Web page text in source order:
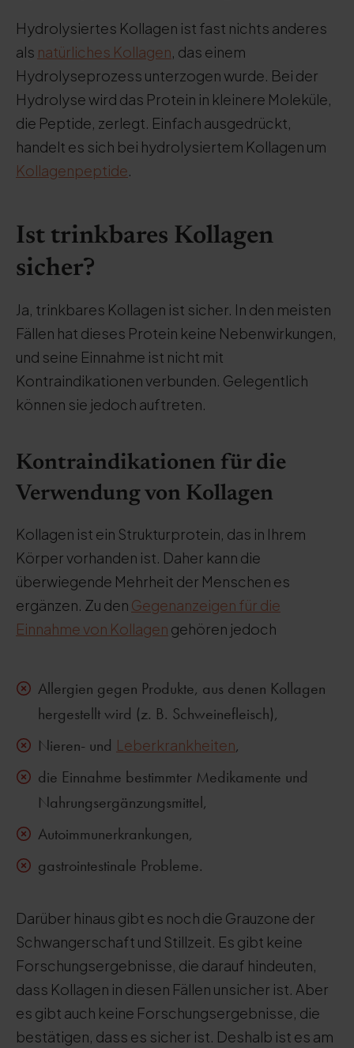
Hydrolysiertes Kollagen ist fast nichts anderes
als natürliches Kollagen, das einem
Hydrolyseprozess unterzogen wurde. Bei der
Hydrolyse wird das Protein in kleinere Moleküle,
die Peptide, zerlegt. Einfach ausgedrückt,
handelt es sich bei hydrolysiertem Kollagen um
Kollagenpeptide.
Ist trinkbares Kollagen
sicher?
Ja, trinkbares Kollagen ist sicher. In den meisten
Fällen hat dieses Protein keine Nebenwirkungen,
und seine Einnahme ist nicht mit
Kontraindikationen verbunden. Gelegentlich
können sie jedoch auftreten.
Kontraindikationen für die
Verwendung von Kollagen
Kollagen ist ein Strukturprotein, das in Ihrem
Körper vorhanden ist. Daher kann die
überwiegende Mehrheit der Menschen es
ergänzen. Zu den Gegenanzeigen für die
Einnahme von Kollagen gehören jedoch
Allergien gegen Produkte, aus denen Kollagen
hergestellt wird (z. B. Schweinefleisch),
Nieren- und Leberkrankheiten,
die Einnahme bestimmter Medikamente und
Nahrungsergänzungsmittel,
Autoimmunerkrankungen,
gastrointestinale Probleme.
Darüber hinaus gibt es noch die Grauzone der
Schwangerschaft und Stillzeit. Es gibt keine
Forschungsergebnisse, die darauf hindeuten,
dass Kollagen in diesen Fällen unsicher ist. Aber
es gibt auch keine Forschungsergebnisse, die
bestätigen, dass es sicher ist. Deshalb ist es am